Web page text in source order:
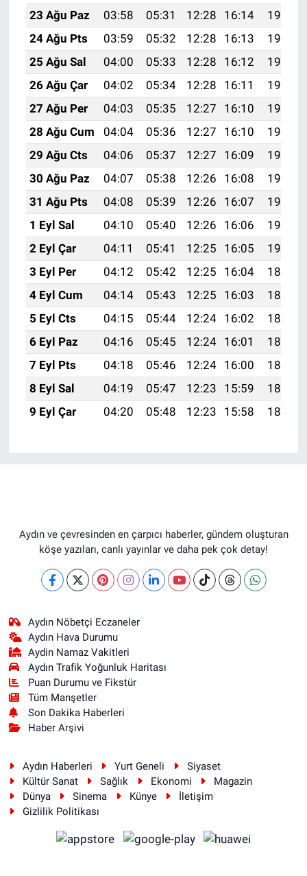
23 Ağu Paz
03:58 05:31 12:28 16:14
19:16
24 Ağu Pts
03:59 05:32 12:28 16:13
19:14
25 Ağu Sal
04:00 05:33 12:28 16:12
19:13
26 Ağu Çar
04:02 05:34 12:28 16:11
19:11
27 Ağu Per
04:03 05:35 12:27 16:10
19:09
28 Ağu Cum
04:04 05:36 12:27 16:10
19:08
29 Ağu Cts
04:06 05:37 12:27 16:09
19:06
30 Ağu Paz
04:07 05:38 12:26 16:08
19:05
31 Ağu Pts
04:08 05:39 12:26 16:07
19:03
1 Eyl Sal
04:10 05:40 12:26 16:06
19:02
2 Eyl Çar
04:11 05:41 12:25 16:05
19:00
3 Eyl Per
04:12 05:42 12:25 16:04
18:58
4 Eyl Cum
04:14 05:43 12:25 16:03
18:57
5 Eyl Cts
04:15 05:44 12:24 16:02
18:55
6 Eyl Paz
04:16 05:45 12:24 16:01
18:53
7 Eyl Pts
04:18 05:46 12:24 16:00
18:52
8 Eyl Sal
04:19 05:47 12:23 15:59
18:50
9 Eyl Çar
04:20 05:48 12:23 15:58 18:48
Aydın ve çevresinden en çarpıcı haberler, gündem oluşturan
köşe yazıları, canlı yayınlar ve daha pek çok detay!
Aydın Nöbetçi Eczaneler
Aydın Hava Durumu
Aydin Namaz Vakitleri
Aydın Trafik Yoğunluk Haritası
Puan Durumu ve Fikstür
Tüm Manşetler
Son Dakika Haberleri
Haber Arşivi
Aydın Haberleri Yurt Geneli
Siyaset
Kültür Sanat
Sağlık Ekonomi
Magazin
Dünya
Sinema Künye
İletişim
Gizlilik Politikası